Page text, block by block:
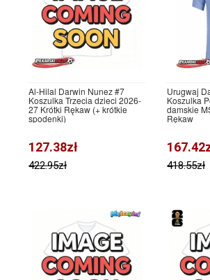
Al-Hilal Darwin Nunez #7
Koszulka Trzecia dzieci 2026-
27 Krótki Rękaw (+ krótkie
spodenki)
127.38zł
422.95zł
Urugwaj
Koszulka
damskie
Rękaw
418.55zł